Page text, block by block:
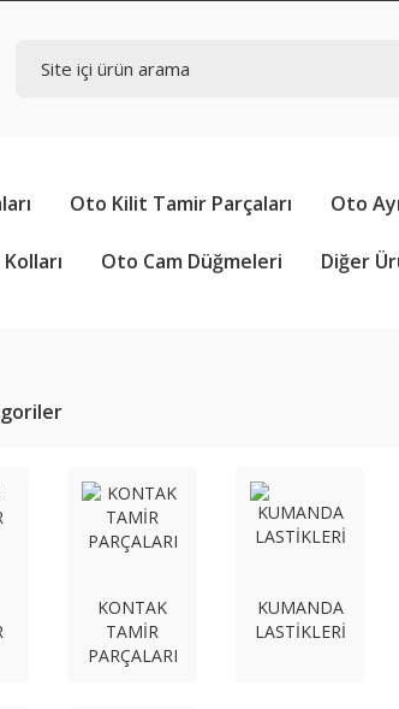
Oto Kilit Tamir Parçaları Oto
Oto Cam Düğmeleri Diğer
KONTAK
TAMİR
PARÇALARI
KUMANDA
LASTİKLERİ